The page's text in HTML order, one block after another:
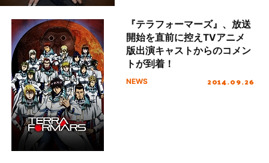
『テラフォーマーズ』、放送
開始を直前に控えTVアニメ
版出演キャストからのコメン
トが到着！
NEWS 2014.09.26